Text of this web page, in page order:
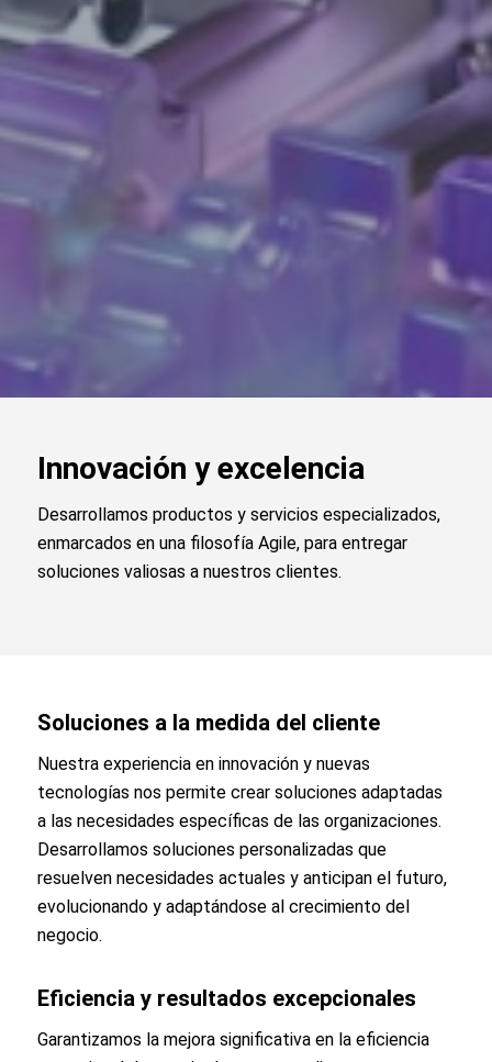
Innovación y excelencia
Desarrollamos productos y servicios especializados,
enmarcados en una filosofía Agile, para entregar
soluciones valiosas a nuestros clientes.
Soluciones a la medida del cliente
Nuestra experiencia en innovación y nuevas
tecnologías nos permite crear soluciones adaptadas
a las necesidades específicas de las organizaciones.
Desarrollamos soluciones personalizadas que
resuelven necesidades actuales y anticipan el futuro,
evolucionando y adaptándose al crecimiento del
negocio.
Eficiencia y resultados excepcionales
Garantizamos la mejora significativa en la eficiencia